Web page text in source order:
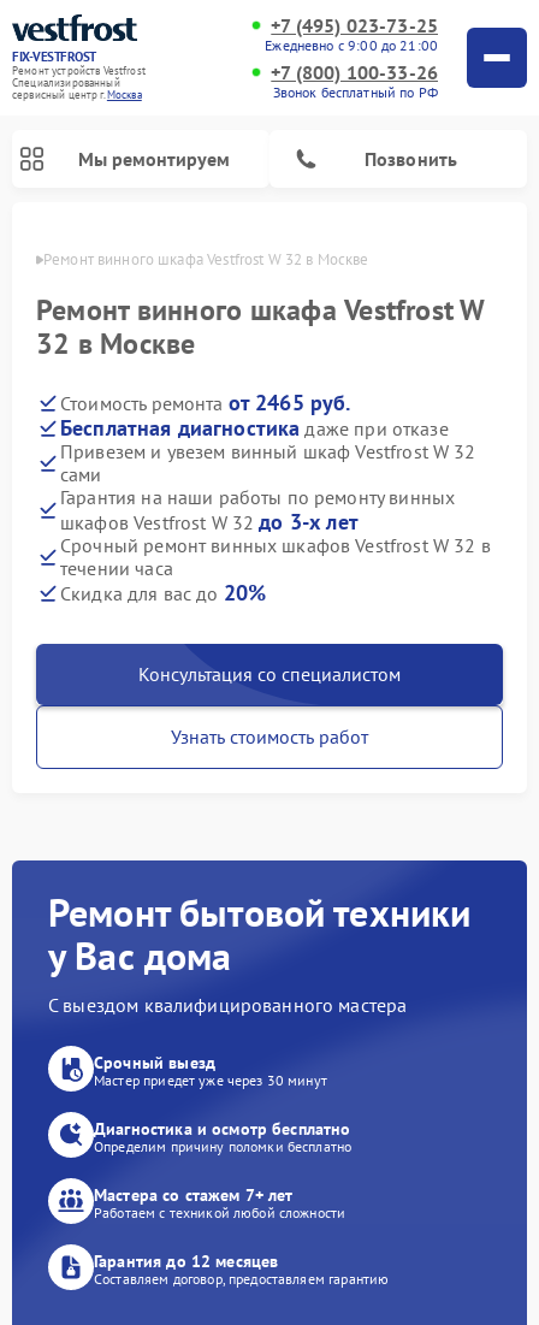
FIX-VESTFROST
Ремонт устройств Vestfrost
Специализированный
cервисный центр г.Москва
+7 (495) 023-73-25
Ежедневно с 9:00 до 21:00
+7 (800) 100-33-26
Звонок бесплатный по РФ
Мы ремонтируем Позвонить
Ремонт винного шкафа Vestfrost W 32 в Москве
Ремонт винного шкафа Vestfrost W
32 в Москве
Стоимость ремонта от 2465 руб.
Бесплатная диагностика даже при отказе
Привезем и увезем винный шкаф Vestfrost W 32
сами
Гарантия на наши работы по ремонту винных
шкафов Vestfrost W 32до 3-х лет
Срочный ремонт винных шкафов Vestfrost W 32 в
течении часа
Скидка для вас до 20%
Консультация со специалистом
Узнать стоимость работ
Ремонт бытовой техники
у Вас дома
С выездом квалифицированного мастера
Срочный выезд
Мастер приедет уже через 30 минут
Диагностика и осмотр бесплатно
Определим причину поломки бесплатно
Мастера со стажем 7+ лет
Работаем с техникой любой сложности
Гарантия до 12 месяцев
Составляем договор, предоставляем гарантию